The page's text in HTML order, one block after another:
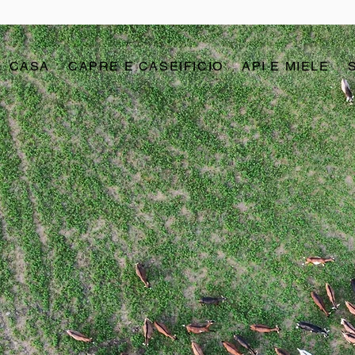
CASA CAPRE E CASEIFICIO API E MIELE